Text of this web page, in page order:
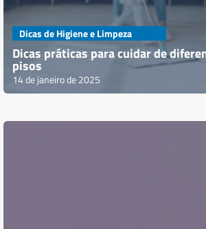
Dicas de Higiene e Limpeza
Dicas práticas para cuidar de
pisos
14 de janeiro de 2025